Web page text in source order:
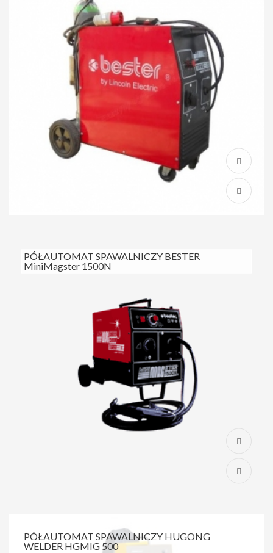
PÓŁAUTOMAT SPAWALNICZY BESTER
MiniMagster 1500N
PÓŁAUTOMAT SPAWALNICZY HUGONG
WELDER HGMIG 500